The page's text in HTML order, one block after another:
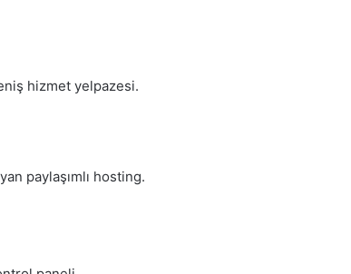
hizmet yelpazesi.
paylaşımlı hosting.